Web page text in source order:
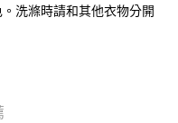
洗滌時請和其他衣物分開